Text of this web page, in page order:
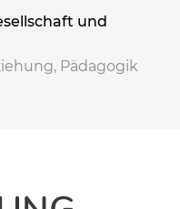
und
Pädagogik